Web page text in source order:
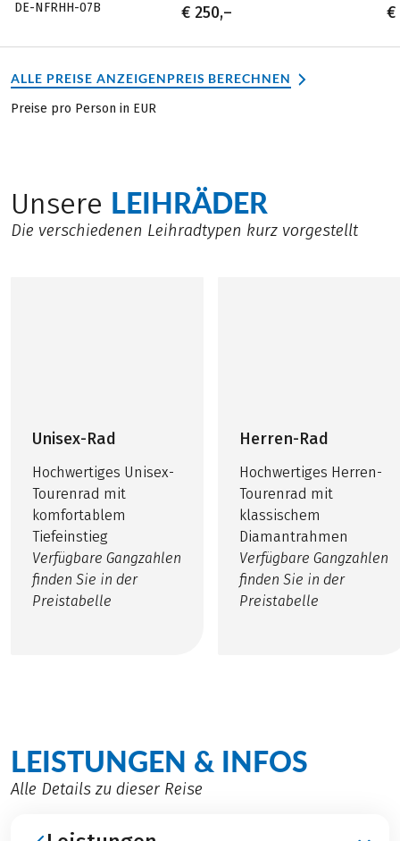
DE-NFRHH-07B € 250,– €
ALLE PREISE ANZEIGENPREIS BERECHNEN
Preise pro Person in EUR
Unsere LEIHRÄDER
Die verschiedenen Leihradtypen kurz vorgestellt
Unisex-Rad
Hochwertiges Unisex-
Tourenrad mit
komfortablem
Tiefeinstieg
Verfügbare Gangzahlen
finden Sie in der
Preistabelle
Herren-Rad
Hochwertiges Herren-
Tourenrad mit
klassischem
Diamantrahmen
Verfügbare Gangzahlen
finden Sie in der
Preistabelle
LEISTUNGEN & INFOS
Alle Details zu dieser Reise